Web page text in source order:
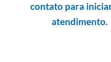
contato para
atendimento.